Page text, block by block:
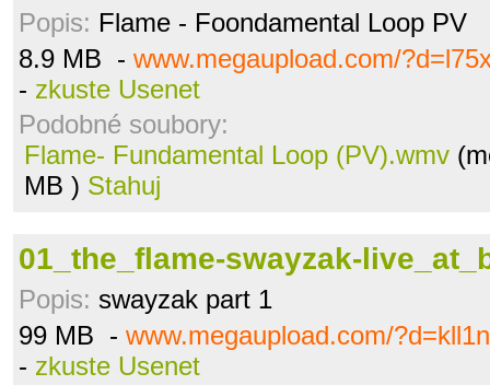
Popis: Flame - Foondamental Loop PV
8.9 MB - www.megaupload.com/
- zkuste Usenet
Podobné soubory:
Flame- Fundamental Loop (PV).wmv
MB ) Stahuj
01_the_flame-swayzak-
Popis: swayzak part 1
99 MB - www.megaupload.com/
- zkuste Usenet